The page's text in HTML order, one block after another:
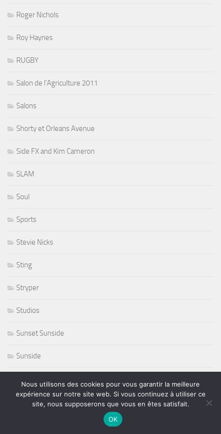
Roger Nichols
Roy Haynes
RUGBY
Salon de l'Agriculture 2011
Salons
Shorty et Orleans Avenue
Side FX and Kim Cameron
SLAM
Soul
Sports
Stevie Nicks
Sting
Stryper
Studios
Sunset Sunside
Sunside
Ted Curson
Nous utilisons des cookies pour vous garantir la meilleure
expérience sur notre site web. Si vous continuez à utiliser ce
site, nous supposerons que vous en êtes satisfait.
OK